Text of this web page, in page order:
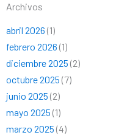
Archivos
abril 2026 (1)
febrero 2026 (1)
diciembre 2025 (2)
octubre 2025 (7)
junio 2025 (2)
mayo 2025 (1)
marzo 2025 (4)